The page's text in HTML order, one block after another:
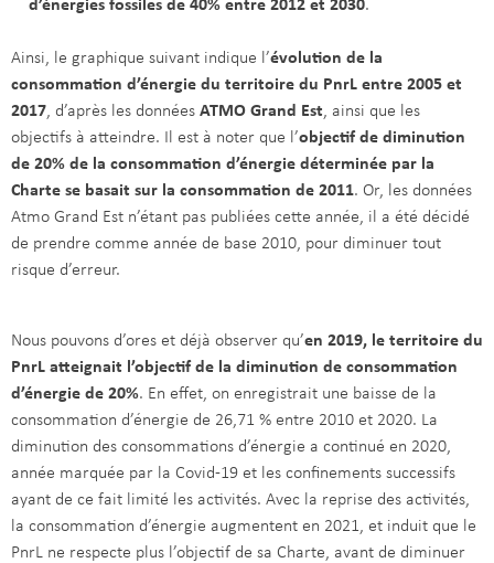
d’énergies fossiles de 40% entre 2012 et 2030.
Ainsi, le graphique suivant indique l’évolution de la
consommation d’énergie du territoire du PnrL entre 2005 et
2017, d’après les données ATMO Grand Est, ainsi que les
objectifs à atteindre. Il est à noter que l’objectif de diminution
de 20% de la consommation d’énergie déterminée par la
Charte se basait sur la consommation de 2011. Or, les données
Atmo Grand Est n’étant pas publiées cette année, il a été décidé
de prendre comme année de base 2010, pour diminuer tout
risque d’erreur.
Nous pouvons d’ores et déjà observer qu’en 2019, le territoire du
PnrL atteignait l’objectif de la diminution de consommation
d’énergie de 20%. En effet, on enregistrait une baisse de la
consommation d’énergie de 26,71 % entre 2010 et 2020. La
diminution des consommations d’énergie a continué en 2020,
année marquée par la Covid-19 et les confinements successifs
ayant de ce fait limité les activités. Avec la reprise des activités,
la consommation d’énergie augmentent en 2021, et induit que le
PnrL ne respecte plus l’objectif de sa Charte, avant de diminuer